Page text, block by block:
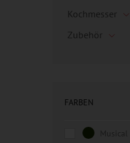
Kochmesser
Zubehör
FARBEN